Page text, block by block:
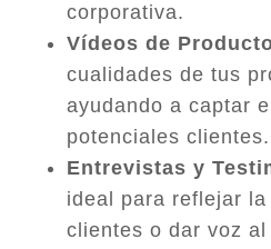
corporativa.
Vídeos de
cualidades de tus
ayudando a captar
potenciales clientes.
Entrevistas y
ideal para reflejar
clientes o dar voz